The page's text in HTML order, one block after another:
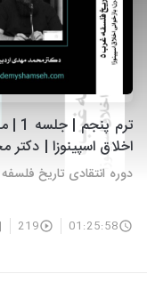
اخلاق اسپینوزا |
دوره انتقادی تاریخ
01:25:58
219